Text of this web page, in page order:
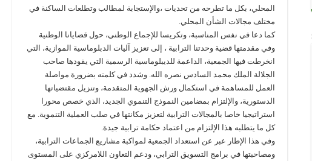
المحلي، بكل ما تطرحه من تحديات ،والإستجابة لمطالب وتطلعات الساكنة في
مختلف مجالات الشأن المحلي.
كما دعا في نفس المناسبة، وتكريسا للإجماع الوطني، حول قضايانا الوطنية
وفي مقدمتها قضية وحدتنا الترابية ، إلى تعزيز آليات الدبلوماسية الموازية، التي
انخرطت فيها الجمعية، الداعمة للديبلوماسية الرسمية التي يقودها صاحب
الجلالة الملك محمد السادس نصره الله. وشدد في كلمته بضرورة مواصلة
العمل للمساهمة في استكمال ورش الجهوية المتقدمة، وتنزيل مقتضياتها
الدستورية، والإلتزام بمضامين النموذج التنموي الجديد، الذي خصص محورا
استراتيجيا خاصا بالمجالات الترابية لتعزيز مكانتها في صلب العملية التنموية. مع
كل ما يتطلبه هذا الإلتزام من اعتماد حكامة ترابية جيدة.
وفي هذا الإطار عبر عن استعداد الجمعية لمواكبة مشاريع الجماعات الترابية،
ومصاحبتها في برامج التسويق الترابي، ودعم التعاون اللامركزي على المستوى